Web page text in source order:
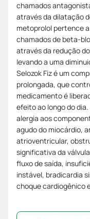
chamados
através da dilatação
metoprolol pertence
chamados de beta-
através da redução
levando a uma
Selozok Fiz é um
prolongada, que
medicamento é
efeito ao longo do
alergia aos
agudo do miocárdio,
atrioventricular,
significativa da
fluxo de saída,
instável, bradicardia
choque cardiogênico